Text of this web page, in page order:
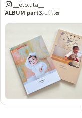
__oto.uta__
ALBUM part3𓂃◌𓈒𓐍